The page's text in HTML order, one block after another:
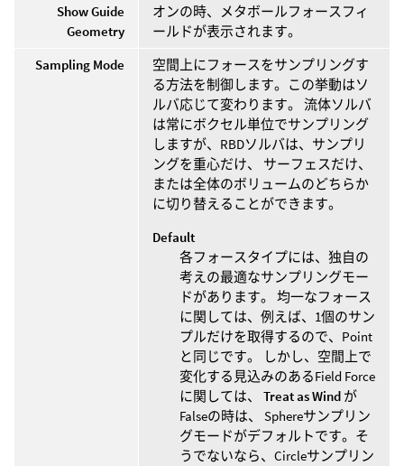
Show Guide
Geometry
オンの時、メタボールフォースフィ
ールドが表示されます。
Sampling Mode
空間上にフォースをサンプリングす
る方法を制御します。この挙動はソ
ルバ応じて変わります。 流体ソルバ
は常にボクセル単位でサンプリング
しますが、RBDソルバは、サンプリ
ングを重心だけ、 サーフェスだけ、
または全体のボリュームのどちらか
に切り替えることができます。
Default
各フォースタイプには、独自の
考えの最適なサンプリングモー
ドがあります。 均一なフォース
に関しては、例えば、1個のサン
プルだけを取得するので、Point
と同じです。 しかし、空間上で
変化する見込みのあるField Force
に関しては、 Treat as Wind が
Falseの時は、 Sphereサンプリン
グモードがデフォルトです。そ
うでないなら、Circleサンプリン